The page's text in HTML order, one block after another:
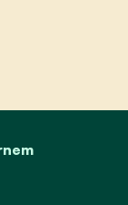
opvolging